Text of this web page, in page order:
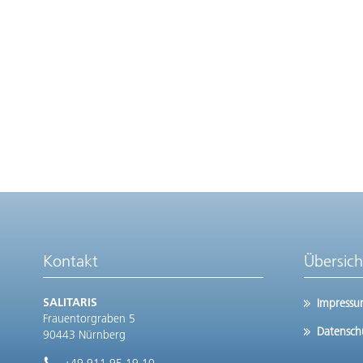
Kontakt
SALITARIS
Frauentorgraben 5
90443 Nürnberg